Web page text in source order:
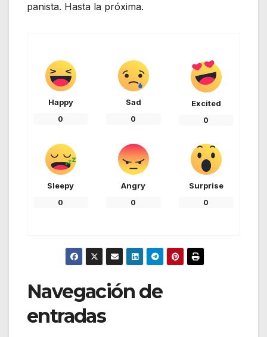
panista. Hasta la próxima.
Happy
0
Sad
0
Excited
0
Sleepy
0
Angry
0
Surprise
0
Navegación de
entradas